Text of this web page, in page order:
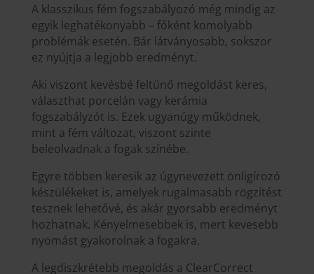
A klasszikus fém fogszabályozó még mindig az
egyik leghatékonyabb – főként komolyabb
problémák esetén. Bár látványosabb, sokszor
ez nyújtja a legjobb eredményt.
Aki viszont kevésbé feltűnő megoldást keres,
választhat porcelán vagy kerámia
fogszabályzót is. Ezek ugyanúgy működnek,
mint a fém változat, viszont szinte
beleolvadnak a fogak színébe.
Egyre többen keresik az úgynevezett önligírozó
készülékeket is, amelyek rugalmasabb rögzítést
tesznek lehetővé, és akár gyorsabb eredményt
hozhatnak. Kényelmesebbek is, mert kevesebb
nyomást gyakorolnak a fogakra.
A legdiszkrétebb megoldás a ClearCorrect